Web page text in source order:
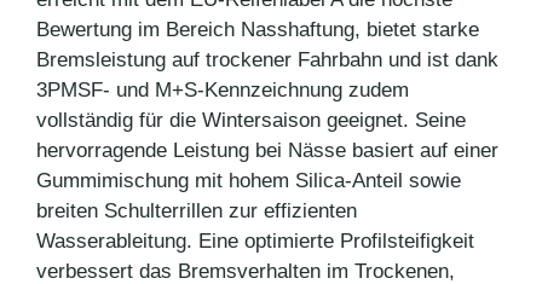
Bewertung im Bereich Nasshaftung, bietet starke
Bremsleistung auf trockener Fahrbahn und ist dank
3PMSF- und M+S-Kennzeichnung zudem
vollständig für die Wintersaison geeignet. Seine
hervorragende Leistung bei Nässe basiert auf einer
Gummimischung mit hohem Silica-Anteil sowie
breiten Schulterrillen zur effizienten
Wasserableitung. Eine optimierte Profilsteifigkeit
verbessert das Bremsverhalten im Trockenen,